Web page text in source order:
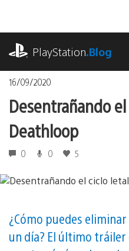
contenido
PlayStation.Blog
16/09/2020
Desentrañando
Deathloop
0 0 5
¿Cómo puedes
un día? El último